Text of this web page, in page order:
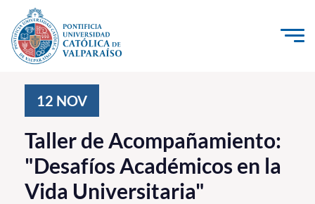
Click acá para ir directamente al contenido
Investigación, Creación e Innovación
PUCV Internacional
Vinculación con el Medio
12 NOV
Taller de Acompañamiento:
"Desafíos Académicos en la
Vida Universitaria"